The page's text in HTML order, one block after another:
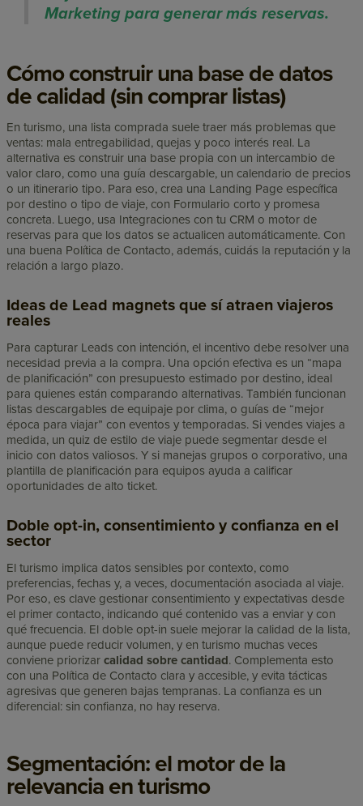
Marketing para generar más reservas.
Cómo construir una base de datos
de calidad (sin comprar listas)
En turismo, una lista comprada suele traer más problemas que
ventas: mala entregabilidad, quejas y poco interés real. La
alternativa es construir una base propia con un intercambio de
valor claro, como una guía descargable, un calendario de precios
o un itinerario tipo. Para eso, crea una Landing Page específica
por destino o tipo de viaje, con Formulario corto y promesa
concreta. Luego, usa Integraciones con tu CRM o motor de
reservas para que los datos se actualicen automáticamente. Con
una buena Política de Contacto, además, cuidás la reputación y la
relación a largo plazo.
Ideas de Lead magnets que sí atraen viajeros
reales
Para capturar Leads con intención, el incentivo debe resolver una
necesidad previa a la compra. Una opción efectiva es un “mapa
de planificación” con presupuesto estimado por destino, ideal
para quienes están comparando alternativas. También funcionan
listas descargables de equipaje por clima, o guías de “mejor
época para viajar” con eventos y temporadas. Si vendes viajes a
medida, un quiz de estilo de viaje puede segmentar desde el
inicio con datos valiosos. Y si manejas grupos o corporativo, una
plantilla de planificación para equipos ayuda a calificar
oportunidades de alto ticket.
Doble opt-in, consentimiento y confianza en el
sector
El turismo implica datos sensibles por contexto, como
preferencias, fechas y, a veces, documentación asociada al viaje.
Por eso, es clave gestionar consentimiento y expectativas desde
el primer contacto, indicando qué contenido vas a enviar y con
qué frecuencia. El doble opt-in suele mejorar la calidad de la lista,
aunque puede reducir volumen, y en turismo muchas veces
conviene priorizarcalidad sobre cantidad. Complementa esto
con una Política de Contacto clara y accesible, y evita tácticas
agresivas que generen bajas tempranas. La confianza es un
diferencial: sin confianza, no hay reserva.
Segmentación: el motor de la
relevancia en turismo